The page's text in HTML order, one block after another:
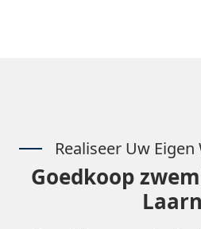
Realiseer Uw
Goedkoop